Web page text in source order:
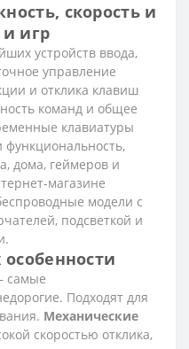
скорость и
игр
устройств ввода,
управление
и отклика клавиш
команд и общее
клавиатуры
функциональность,
дома, геймеров и
магазине
модели с
подсветкой и
самые
Подходят для
Механические
скоростью отклика,